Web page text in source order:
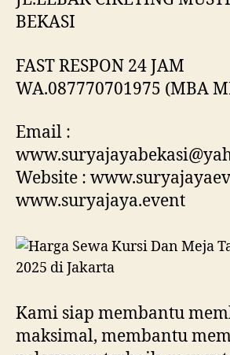
BEKASI
FAST RESPON 24 JAM
WA.087770701975 (MBA
Email :
Website :
www.suryajaya.event
Kami siap membantu
maksimal, membantu